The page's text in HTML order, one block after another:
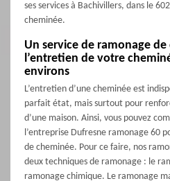
ses services à Bachivillers, dans le
cheminée.
Un service de ramonage
l’entretien de votre
environs
L’entretien d’une cheminée est
parfait état, mais surtout pour
d’une maison. Ainsi, vous pouvez
l’entreprise Dufresne ramonage 60
de cheminée. Pour ce faire, nos
deux techniques de ramonage : le
ramonage chimique. Le ramonage